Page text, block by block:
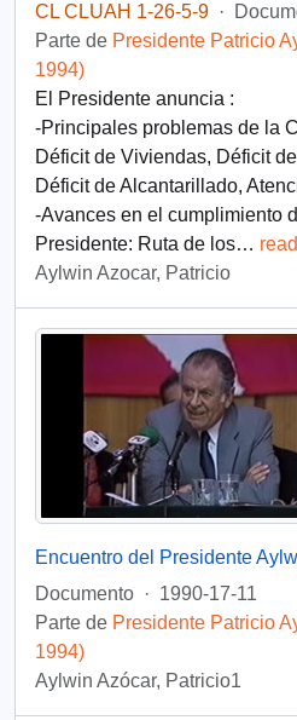
CL CLUAH 1-26-5-9 ·
Parte de Presidente Patricio
1994)
El Presidente anuncia :
-Principales problemas de la
Déficit de Viviendas, Déficit
Déficit de Alcantarillado,
-Avances en el cumplimiento
Presidente: Ruta de los…
Aylwin Azocar, Patricio
Documento · 1990-17-11
Parte de Presidente Patricio
1994)
Aylwin Azócar, Patricio1